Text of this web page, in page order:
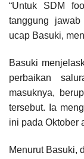
“Untuk SDM
tanggung
ucap Basuki,
Basuki
perbaikan
masuknya,
tersebut. Ia
ini pada Oktober
Menurut Basuki,